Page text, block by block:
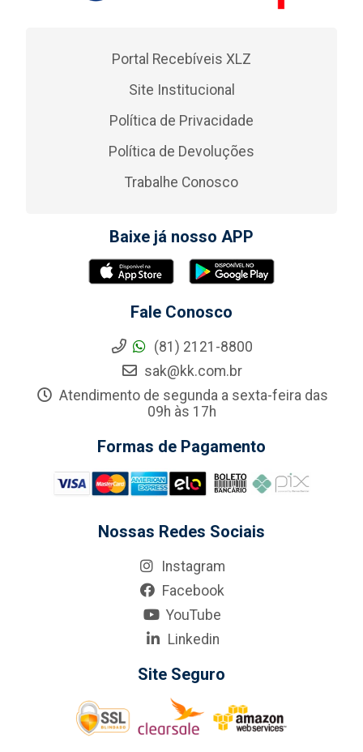
Portal Recebíveis XLZ
Site Institucional
Política de Privacidade
Política de Devoluções
Trabalhe Conosco
Baixe já nosso APP
Fale Conosco
(81) 2121-8800
sak@kk.com.br
Atendimento de segunda a sexta-feira das
09h às 17h
Formas de Pagamento
Nossas Redes Sociais
Instagram
Facebook
YouTube
Linkedin
Site Seguro